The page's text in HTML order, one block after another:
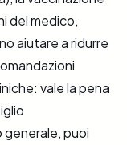
del medico,
aiutare a ridurre
vale la pena
puoi